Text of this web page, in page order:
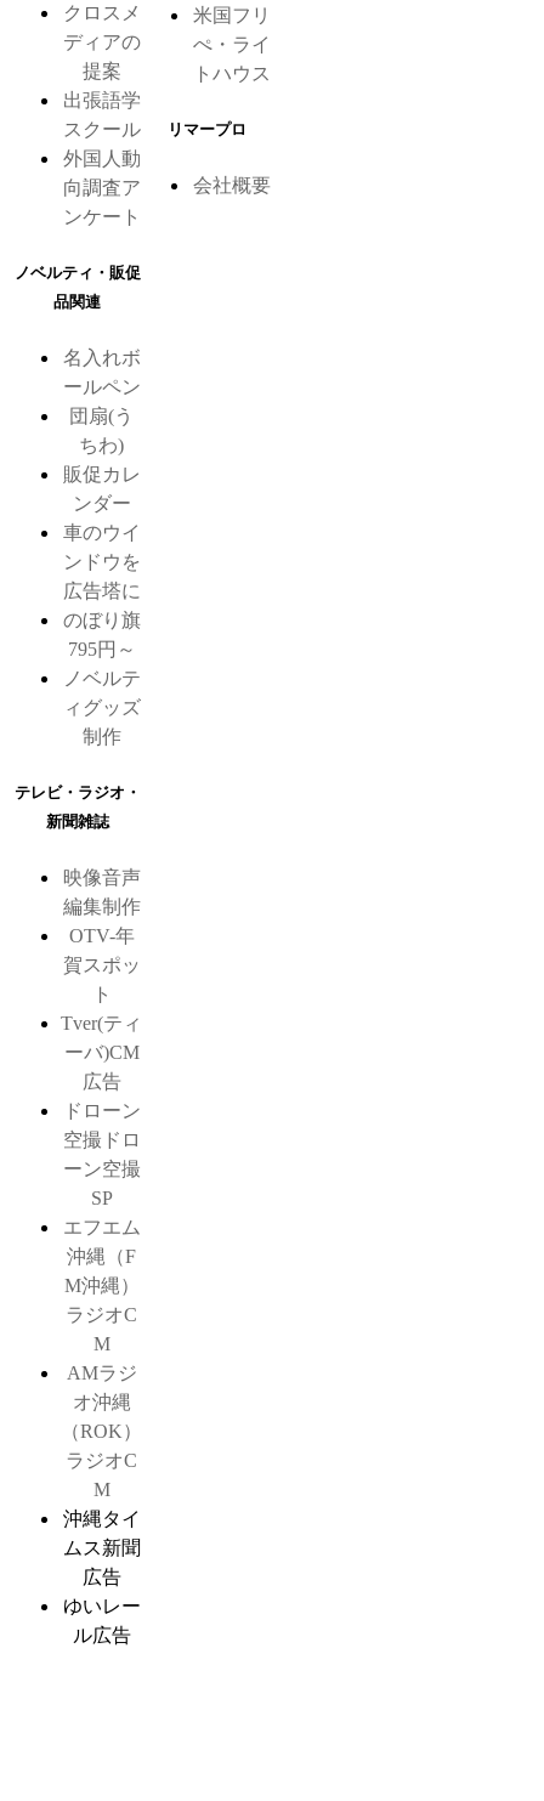
クロスメ
ディアの
提案
出張語学
スクール
外国人動
向調査ア
ンケート
ノベルティ・販促
品関連
名入れボ
ールペン
団扇(う
ちわ)
販促カレ
ンダー
車のウイ
ンドウを
広告塔に
のぼり旗
795円～
ノベルテ
ィグッズ
制作
テレビ・ラジオ・
新聞雑誌
映像音声
編集制作
OTV-年
賀スポッ
ト
Tver(ティ
ーバ)CM
広告
ドローン
空撮 ドロ
ーン空撮
SP
エフエム
沖縄（F
M沖縄）
ラジオC
M
AMラジ
オ沖縄
（ROK）
ラジオC
M
沖縄タイ
ムス新聞
広告
ゆいレー
ル広告
米国フリ
ぺ・ライ
トハウス
リマープロ
会社概要